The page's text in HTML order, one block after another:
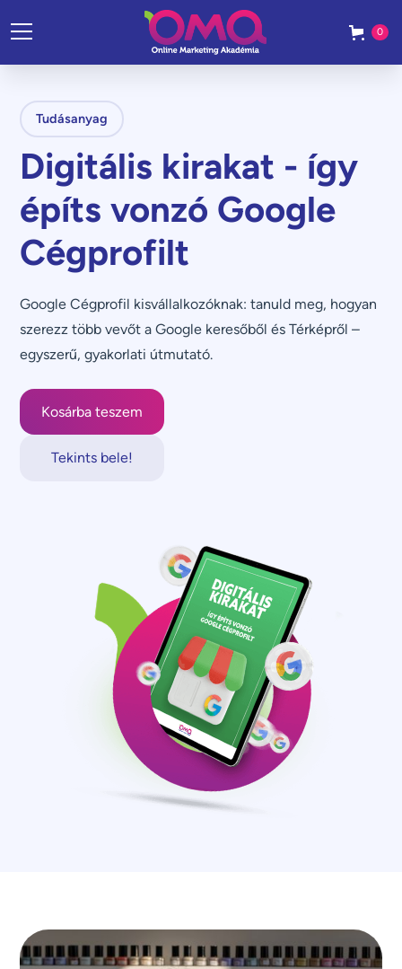
0
Tudásanyag
Digitális kirakat - így
építs vonzó Google
Cégprofilt
Google Cégprofil kisvállalkozóknak: tanuld meg, hogyan
szerezz több vevőt a Google keresőből és Térképről –
egyszerű, gyakorlati útmutató.
Tekints bele!